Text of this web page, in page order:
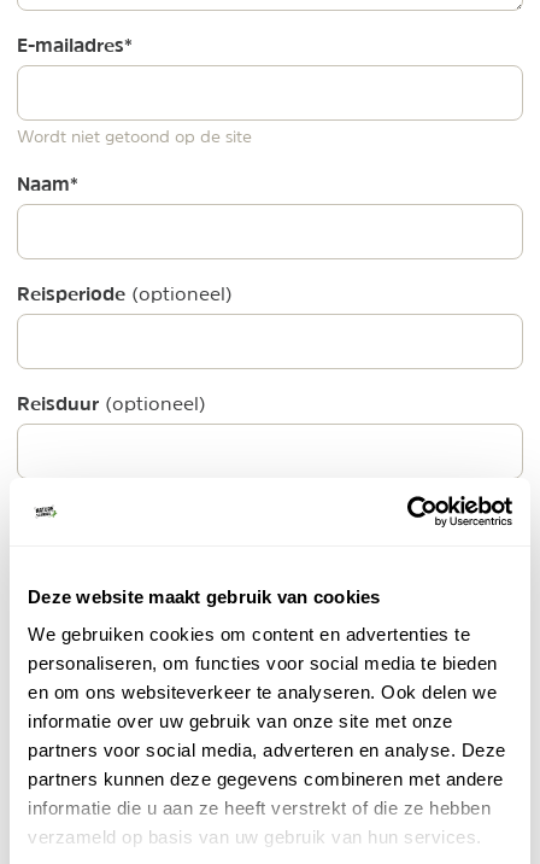
Deze website maakt gebruik van cookies
We gebruiken cookies om content en advertenties te
personaliseren, om functies voor social media te bieden
en om ons websiteverkeer te analyseren. Ook delen we
informatie over uw gebruik van onze site met onze
partners voor social media, adverteren en analyse. Deze
partners kunnen deze gegevens combineren met andere
informatie die u aan ze heeft verstrekt of die ze hebben
verzameld op basis van uw gebruik van hun services.
E-mailadres*
Wordt niet getoond op de site
Naam*
Reisperiode (optioneel)
Reisduur (optioneel)
Ik ga akkoord met de algemene voorwaardenen
PLAATS ERVARING
Top 6 meest bekeken advertenties van Farmcamps
Farmcamps - Met de kids naar de boerderij
Bijzonder overnachten
Met de kinderen logeren op een echte boerderij!
overnacht een weekend in een safaritent.